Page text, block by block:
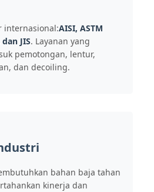
internasional:AISI, ASTM
JIS. Layanan yang
pemotongan, lentur,
dan decoiling.
bahan baja tahan
kinerja dan